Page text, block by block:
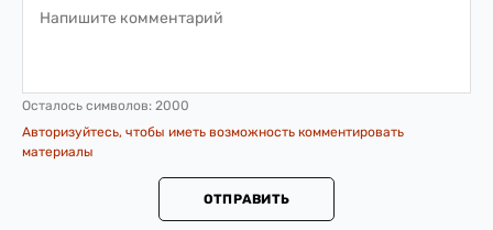
Осталось символов: 2000
Авторизуйтесь, чтобы иметь возможность комментировать
материалы
ОТПРАВИТЬ